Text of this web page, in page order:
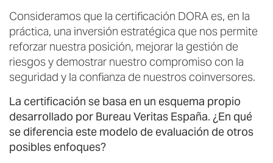
Consideramos que la certificación DORA es, en la
práctica, una inversión estratégica que nos permite
reforzar nuestra posición, mejorar la gestión de
riesgos y demostrar nuestro compromiso con la
seguridad y la confianza de nuestros coinversores.
La certificación se basa en un esquema propio
desarrollado por Bureau Veritas España. ¿En qué
se diferencia este modelo de evaluación de otros
posibles enfoques?